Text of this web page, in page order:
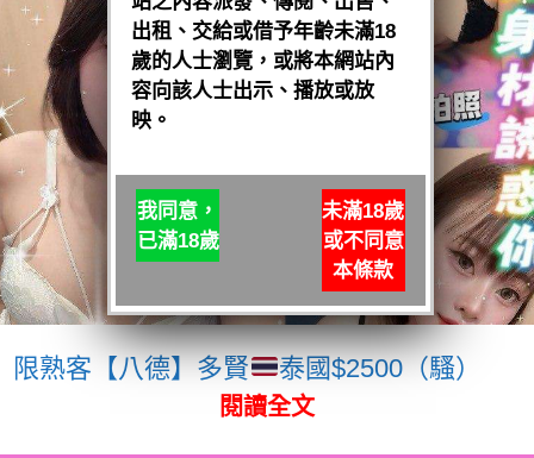
限熟客【八德】多賢 泰國$2500（騷）
閱讀全文
出租、交給或借予年齡未滿18
歲的人士瀏覽，或將本網站內
容向該人士出示、播放或放
映。
我同意，
已滿18歲
未滿18歲
或不同意
本條款